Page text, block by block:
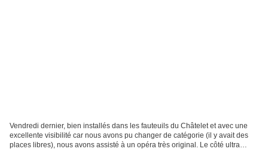
Vendredi dernier, bien installés dans les fauteuils du Châtelet et avec une
excellente visibilité car nous avons pu changer de catégorie (il y avait des
places libres), nous avons assisté à un opéra très original. Le côté ultra